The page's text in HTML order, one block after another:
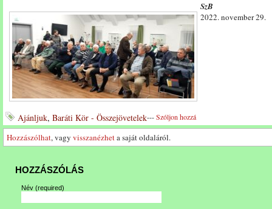
SzB
2022. november 29.
Ajánljuk, Baráti Kör - Összejövetelek---Szóljon hozzá
Hozzászólhat, vagy visszanézheta saját oldaláról.
HOZZÁSZÓLÁS
Név (required)